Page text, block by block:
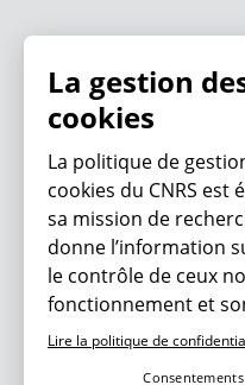
En ce
La gestion
cookies
La politique de
cookies du CNRS est
sa mission de
donne l’information
le contrôle de ceux
fonctionnement et
Lire la politique de